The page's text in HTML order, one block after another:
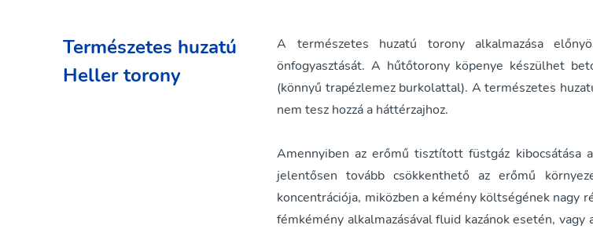
Természetes huzatú
Heller torony
A természetes huzatú torony alkalmazása
önfogyasztását. A hűtőtorony köpenye készülhet
(könnyű trapézlemez burkolattal). A természetes
nem tesz hozzá a háttérzajhoz.
Amennyiben az erőmű tisztított füstgáz kibocsátása
jelentősen tovább csökkenthető az erőmű
koncentrációja, miközben a kémény költségének nagy
fémkémény alkalmazásával fluid kazánok esetén,